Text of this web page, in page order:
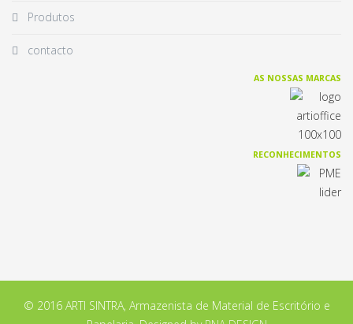
Produtos
contacto
AS NOSSAS MARCAS
RECONHECIMENTOS
© 2016 ARTI SINTRA, Armazenista de Material de Escritório e